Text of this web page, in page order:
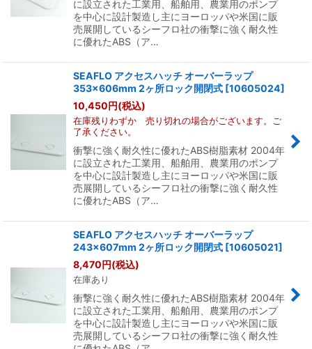
に設立された工業用、船舶用、農業用のポンプ
を中心に設計製造し主にヨーロッパや米国に販
売展開しているシーフロ社の衝撃に強く耐久性
に優れたABS（ア…
SEAFLO アクセスハッチ オーバーラップ
353×606mm 2ヶ所ロック開閉式 [10605024]
10,450円(税込)
在庫残りわずか 売り切れの場合がございます。ご
了承ください。
衝撃に強く耐久性に優れたABS樹脂素材 2004年
に設立された工業用、船舶用、農業用のポンプ
を中心に設計製造し主にヨーロッパや米国に販
売展開しているシーフロ社の衝撃に強く耐久性
に優れたABS（ア…
SEAFLO アクセスハッチ オーバーラップ
243×607mm 2ヶ所ロック開閉式 [10605021]
8,470円(税込)
在庫あり
衝撃に強く耐久性に優れたABS樹脂素材 2004年
に設立された工業用、船舶用、農業用のポンプ
を中心に設計製造し主にヨーロッパや米国に販
売展開しているシーフロ社の衝撃に強く耐久性